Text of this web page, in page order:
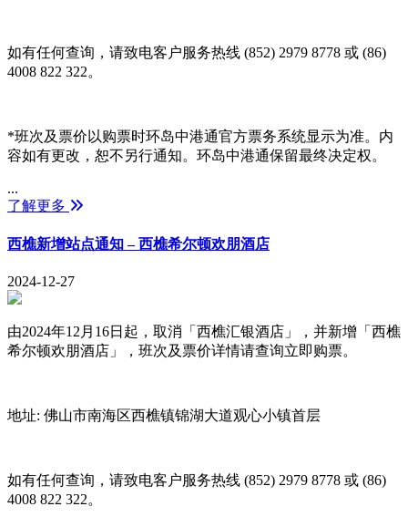
如有任何查询，请致电客户服务热线 (852) 2979 8778 或 (86)
4008 822 322。
*班次及票价以购票时环岛中港通官方票务系统显示为准。内
容如有更改，恕不另行通知。环岛中港通保留最终决定权。
...
了解更多
西樵新增站点通知 – 西樵希尔顿欢朋酒店
2024-12-27
由2024年12月16日起，取消「西樵汇银酒店」，并新增「西樵
希尔顿欢朋酒店」，班次及票价详情请查询立即购票。
地址: 佛山市南海区西樵镇锦湖大道观心小镇首层
如有任何查询，请致电客户服务热线 (852) 2979 8778 或 (86)
4008 822 322。